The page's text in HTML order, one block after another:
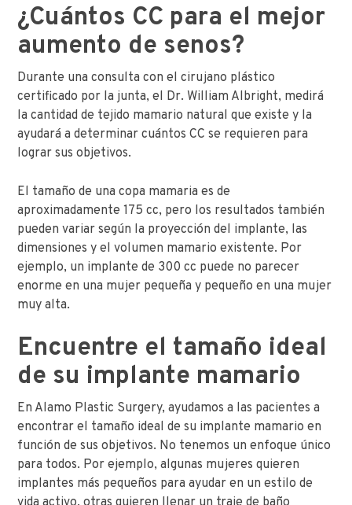
¿Cuántos CC para el mejor
aumento de senos?
Durante una consulta con el cirujano plástico
certificado por la junta, el Dr. William Albright, medirá
la cantidad de tejido mamario natural que existe y la
ayudará a determinar cuántos CC se requieren para
lograr sus objetivos.
El tamaño de una copa mamaria es de
aproximadamente 175 cc, pero los resultados también
pueden variar según la proyección del implante, las
dimensiones y el volumen mamario existente. Por
ejemplo, un implante de 300 cc puede no parecer
enorme en una mujer pequeña y pequeño en una mujer
muy alta.
Encuentre el tamaño ideal
de su implante mamario
En Alamo Plastic Surgery, ayudamos a las pacientes a
encontrar el tamaño ideal de su implante mamario en
función de sus objetivos. No tenemos un enfoque único
para todos. Por ejemplo, algunas mujeres quieren
implantes más pequeños para ayudar en un estilo de